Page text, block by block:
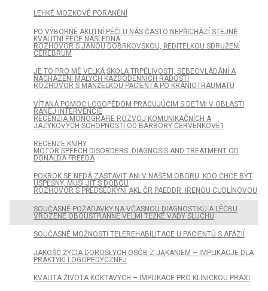
LEHKÉ MOZKOVÉ PORANĚNÍ
PO VÝBORNÉ AKUTNÍ PÉČI U NÁS ČASTO NEPŘICHÁZÍ STEJNĚ
KVALITNÍ PÉČE NÁSLEDNÁ
ROZHOVOR S JANOU DOBRKOVSKOU, ŘEDITELKOU SDRUŽENÍ
CEREBRUM
JE TO PRO MĚ VELKÁ ŠKOLA TRPĚLIVOSTI, SEBEOVLÁDÁNÍ A
NACHÁZENÍ MALÝCH KAŽDODENNÍCH RADOSTÍ
ROZHOVOR S MANŽELKOU PACIENTA PO KRANIOTRAUMATU
VÍTANÁ POMOC LOGOPÉDOM PRACUJÚCIM S DEŤMI V OBLASTI
RANEJ INTERVENCIE
RECENZIA MONOGRAFIE ROZVOJ KOMUNIKAČNÍCH A
JAZYKOVÝCH SCHOPNOSTÍ OD BARBORY ČERVENKOVÉ1
RECENZE KNIHY
MOTOR SPEECH DISORDERS: DIAGNOSIS AND TREATMENT OD
DONALDA FREEDA
POKROK SE NEDÁ ZASTAVIT ANI V NAŠEM OBORU, KDO CHCE BÝT
ÚSPĚŠNÝ, MUSÍ JÍT S DOBOU
ROZHOVOR S PŘEDSEDKYNÍ AKL ČR PAEDDR. IRENOU CUDLÍNOVOU
SOUČASNÉ POŽADAVKY NA VČASNOU DIAGNOSTIKU A LÉČBU
VROZENÉ OBOUSTRANNÉ VELMI TĚŽKÉ VADY SLUCHU
SOUČASNÉ MOŽNOSTI TELEREHABILITACE U PACIENTŮ S AFÁZIÍ
JAKOŚĆ ŻYCIA DOROSŁYCH OSÓB Z JĄKANIEM – IMPLIKACJE DLA
PRAKTYKI LOGOPEDYCZNEJ
KVALITA ŽIVOTA KOKTAVÝCH – IMPLIKACE PRO KLINICKOU PRAXI